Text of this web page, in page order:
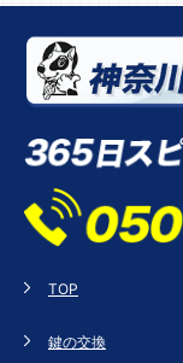
TOP
鍵の交換